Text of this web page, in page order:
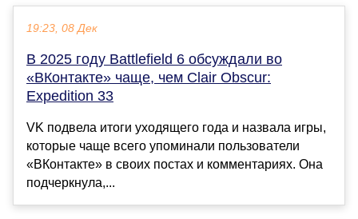
19:23, 08 Дек
В 2025 году Battlefield 6 обсуждали во
«ВКонтакте» чаще, чем Clair Obscur:
Expedition 33
VK подвела итоги уходящего года и назвала игры,
которые чаще всего упоминали пользователи
«ВКонтакте» в своих постах и комментариях. Она
подчеркнула,...